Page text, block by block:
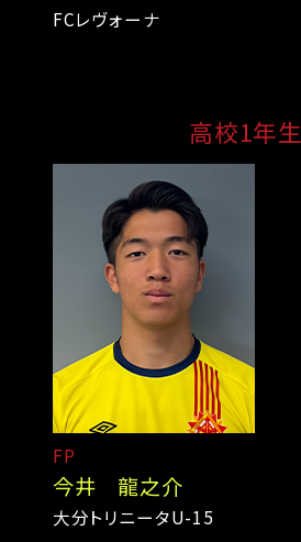
FCレヴォーナ
高校1年生
FP
今井 龍之介
大分トリニータU-15